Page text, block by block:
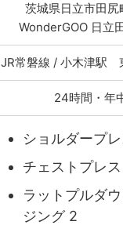
茨城県日立市田
WonderGOO 日立
JR常磐線 / 小木津駅
24時間・年
ショルダープレ
チェストプレス
ラットプルダ
ジング 2